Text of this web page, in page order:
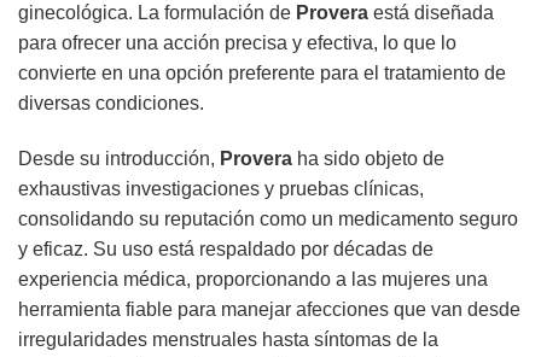
ginecológica. La formulación de Provera está diseñada
para ofrecer una acción precisa y efectiva, lo que lo
convierte en una opción preferente para el tratamiento de
diversas condiciones.
Desde su introducción, Provera ha sido objeto de
exhaustivas investigaciones y pruebas clínicas,
consolidando su reputación como un medicamento seguro
y eficaz. Su uso está respaldado por décadas de
experiencia médica, proporcionando a las mujeres una
herramienta fiable para manejar afecciones que van desde
irregularidades menstruales hasta síntomas de la